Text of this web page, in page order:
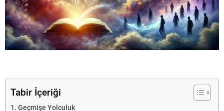
Tabir İçeriği
Geçmişe Yolculuk